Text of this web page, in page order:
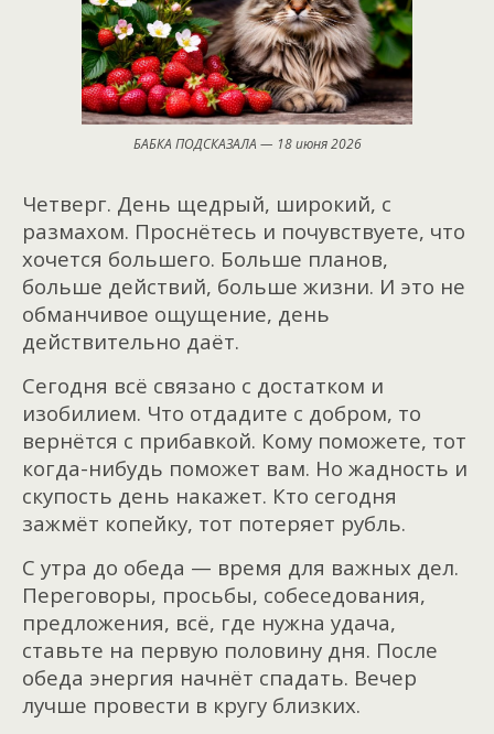
БАБКА ПОДСКАЗАЛА — 18 июня 2026
Четверг. День щедрый, широкий, с
размахом. Проснётесь и почувствуете, что
хочется большего. Больше планов,
больше действий, больше жизни. И это не
обманчивое ощущение, день
действительно даёт.
Сегодня всё связано с достатком и
изобилием. Что отдадите с добром, то
вернётся с прибавкой. Кому поможете, тот
когда-нибудь поможет вам. Но жадность и
скупость день накажет. Кто сегодня
зажмёт копейку, тот потеряет рубль.
С утра до обеда — время для важных дел.
Переговоры, просьбы, собеседования,
предложения, всё, где нужна удача,
ставьте на первую половину дня. После
обеда энергия начнёт спадать. Вечер
лучше провести в кругу близких.